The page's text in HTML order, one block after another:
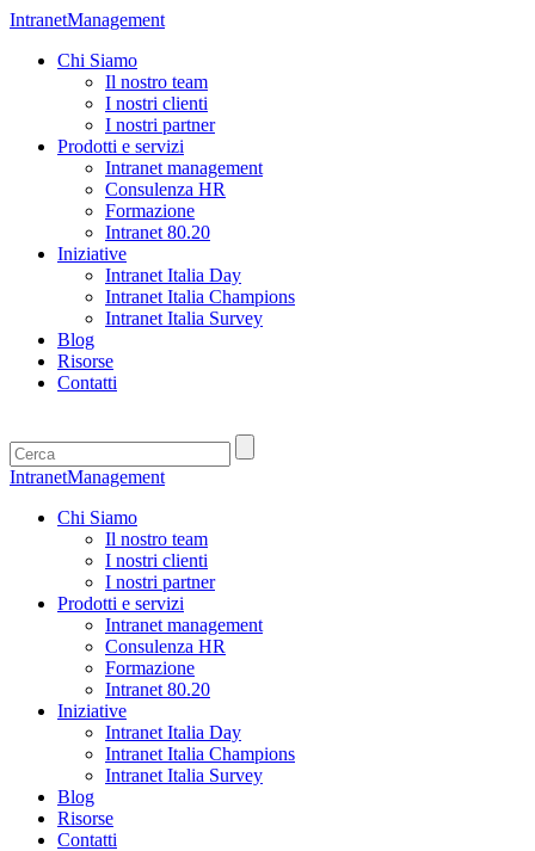
IntranetManagement
Chi Siamo
Il nostro team
I nostri clienti
I nostri partner
Prodotti e servizi
Intranet management
Consulenza HR
Formazione
Intranet 80.20
Iniziative
Intranet Italia Day
Intranet Italia Champions
Intranet Italia Survey
Blog
Risorse
Contatti
IntranetManagement
Chi Siamo
Il nostro team
I nostri clienti
I nostri partner
Prodotti e servizi
Intranet management
Consulenza HR
Formazione
Intranet 80.20
Iniziative
Intranet Italia Day
Intranet Italia Champions
Intranet Italia Survey
Blog
Risorse
Contatti